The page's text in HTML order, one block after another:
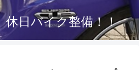
休日バイク整備！！